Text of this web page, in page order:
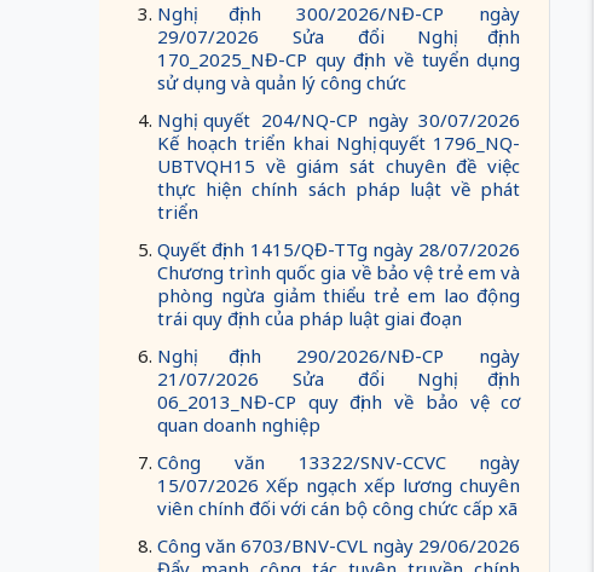
Nghị định 300/2026/NĐ-CP ngày
29/07/2026 Sửa đổi Nghị định
170_2025_NĐ-CP quy định về tuyển dụng
sử dụng và quản lý công chức
Nghị quyết 204/NQ-CP ngày 30/07/2026
Kế hoạch triển khai Nghị quyết 1796_NQ-
UBTVQH15 về giám sát chuyên đề việc
thực hiện chính sách pháp luật về phát
triển
Quyết định 1415/QĐ-TTg ngày 28/07/2026
Chương trình quốc gia về bảo vệ trẻ em và
phòng ngừa giảm thiểu trẻ em lao động
trái quy định của pháp luật giai đoạn
Nghị định 290/2026/NĐ-CP ngày
21/07/2026 Sửa đổi Nghị định
06_2013_NĐ-CP quy định về bảo vệ cơ
quan doanh nghiệp
Công văn 13322/SNV-CCVC ngày
15/07/2026 Xếp ngạch xếp lương chuyên
viên chính đối với cán bộ công chức cấp xã
Công văn 6703/BNV-CVL ngày 29/06/2026